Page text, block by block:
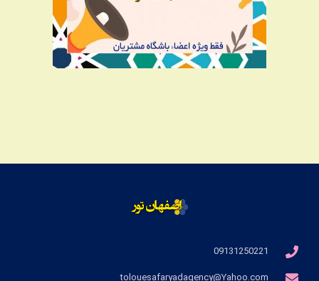
09131250221
tolouesafaryadagency@Yahoo.com